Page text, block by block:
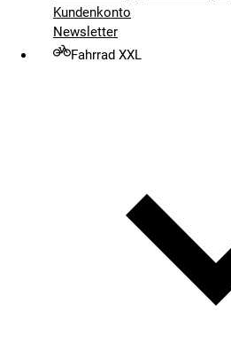
Kundenkonto
Newsletter
Fahrrad XXL